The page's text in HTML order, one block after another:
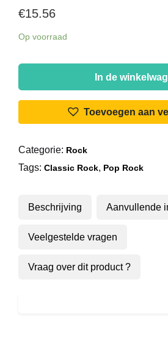
€15.56
Op voorraad
John
-
Karma!
In de
Toevoegen aan
Categorie: Rock
Tags: Classic Rock, Pop Rock
Beschrijving Aanvullende
Veelgestelde vragen
Vraag over dit product ?